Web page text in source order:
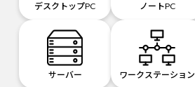
デスクトップPC ノートPC
サーバー ワークステーション